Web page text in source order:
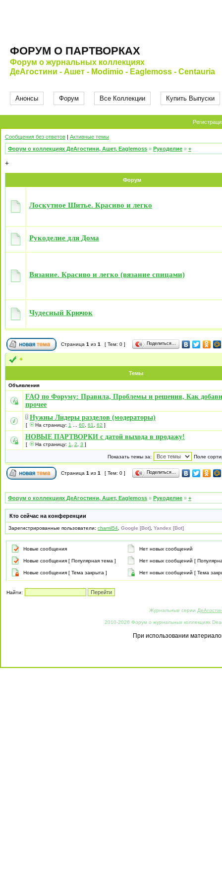
ФОРУМ О ПАРТВОРКАХ
Форум о журнальных коллекциях
ДеАгостини - Ашет - Modimio - Eaglemoss - Centauria
Анонсы Форум Все Коллекции Купить Выпуски
Сообщения без ответов | Активные темы
Форум о коллекциях ДеАгостини, Ашет, Eaglemoss » Рукоделие » +
+
Форум
Лоскутное Шитье. Красиво и легко
Рукоделие для Дома
Вязание. Красиво и легко (вязание спицами)
Чудесный Крючок
Страница 1 из 1 [ Тем: 0 ] Поделиться…
+
Темы
Объявления
FAQ по Форуму: Правила, Проблемы и решения, Как
прочее
Нужны Лидеры разделов (модераторы)
[ На страницу: 1 60 61 62 ]
НОВЫЕ ПАРТВОРКИ с датой выхода в продажу!
[ На страницу: 1 2 3 ]
Показать темы за: Поле
Страница 1 из 1 [ Тем: 0 ] Поделиться…
Форум о коллекциях ДеАгостини, Ашет, Eaglemoss » Рукоделие » +
Кто сейчас на конференции
Зарегистрированные пользователи: chamil54 Google [Bot] Yandex [Bot]
Новые сообщения Нет новых сообщений
Новые сообщения [ Популярная тема ] Нет новых сообщений [
Новые сообщения [ Тема закрыта ] Нет новых сообщений [ Тема
Найти:
Журнальные серии
2010-2026 Форум о журнальных коллекциях
При использовании